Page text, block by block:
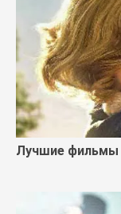
Лучшие фильмы